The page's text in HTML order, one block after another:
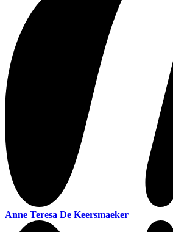
Anne Teresa De Keersmaeker